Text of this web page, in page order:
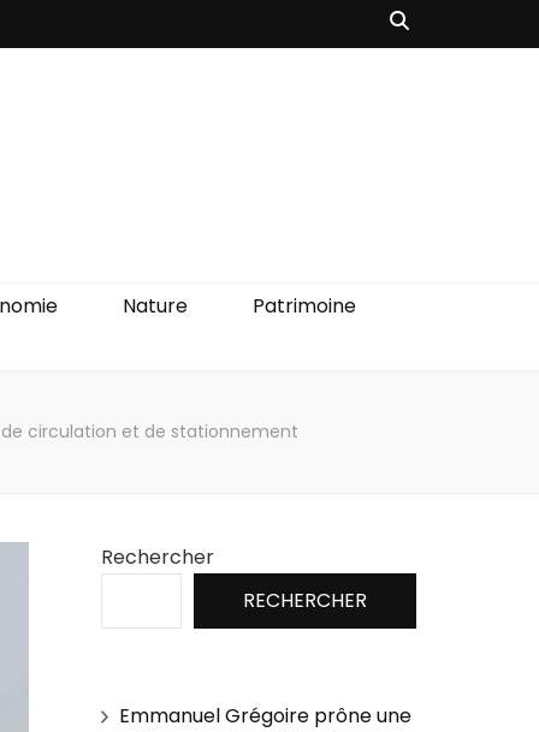
Nature Patrimoine
de circulation et de stationnement
Rechercher
RECHERCHER
Emmanuel Grégoire prône une